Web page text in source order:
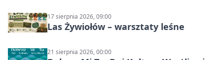
17 sierpnia 2026, 09:00
Las Żywiołów – warsztaty leśne
21 sierpnia 2026, 00:00